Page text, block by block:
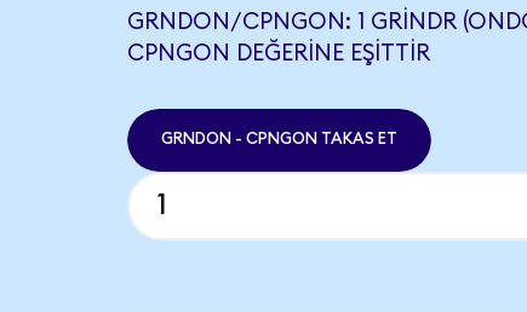
GRNDON/CPNGON: 1 GRINDR
CPNGON DEĞERINE EŞITTIR
GRNDON - CPNGON TAKAS ET